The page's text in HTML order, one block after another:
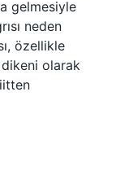
gelmesiyle
neden
özellikle
olarak